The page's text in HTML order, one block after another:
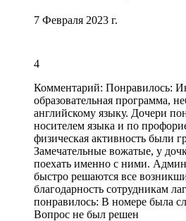
7 Февраля 2023 г.
4
Комментарий: Понравилось:
образовательная программа,
английскому языку. Дочери
носителем языка и по
физическая активность были
Замечательные вожатые, у
поехать именно с ними.
быстро решаются все
благодарность сотрудникам
понравилось: В номере была
Вопрос не был решен